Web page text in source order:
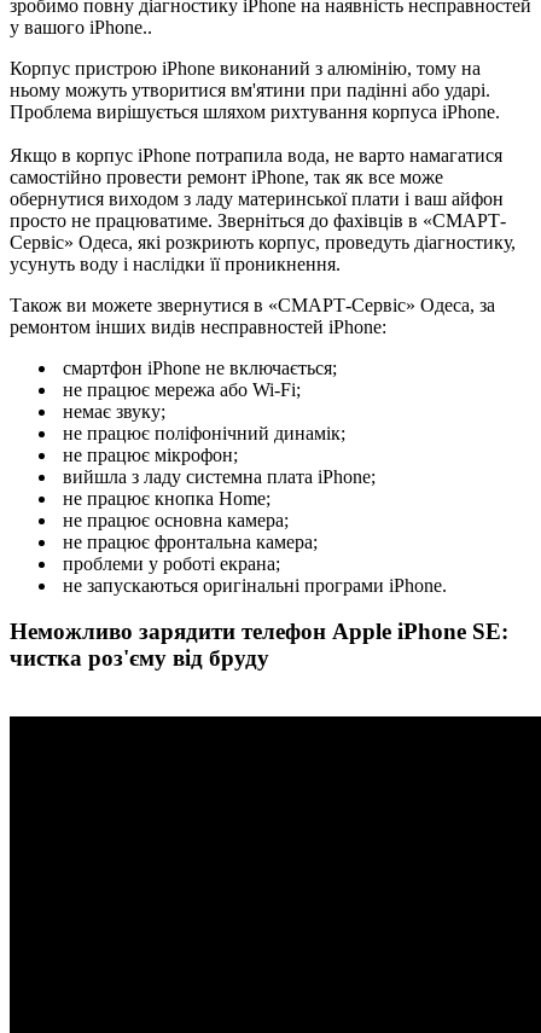
зробимо повну діагностику iPhone на наявність несправностей
у вашого iPhone..
Корпус пристрою iPhone виконаний з алюмінію, тому на
ньому можуть утворитися вм'ятини при падінні або ударі.
Проблема вирішується шляхом рихтування корпуса iPhone.
Якщо в корпус iPhone потрапила вода, не варто намагатися
самостійно провести ремонт iPhone, так як все може
обернутися виходом з ладу материнської плати і ваш айфон
просто не працюватиме. Зверніться до фахівців в «СМАРТ-
Сервіс» Одеса, які розкриють корпус, проведуть діагностику,
усунуть воду і наслідки її проникнення.
Також ви можете звернутися в «СМАРТ-Сервіс» Одеса, за
ремонтом інших видів несправностей iPhone:
смартфон iPhone не включається;
не працює мережа або Wi-Fi;
немає звуку;
не працює поліфонічний динамік;
не працює мікрофон;
вийшла з ладу системна плата iPhone;
не працює кнопка Home;
не працює основна камера;
не працює фронтальна камера;
проблеми у роботі екрана;
не запускаються оригінальні програми iPhone.
Неможливо зарядити телефон Apple iPhone SE:
чистка роз'єму від бруду